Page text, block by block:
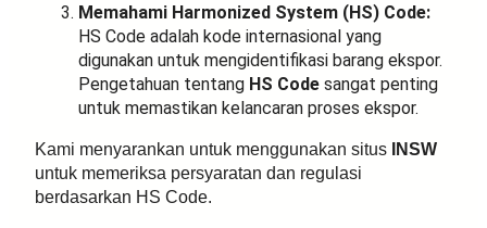
Memahami Harmonized System (HS) Code:
HS Code adalah kode internasional yang
digunakan untuk mengidentifikasi barang ekspor.
Pengetahuan tentang HS Code sangat penting
untuk memastikan kelancaran proses ekspor.
Kami menyarankan untuk menggunakan situs
INSW
untuk memeriksa persyaratan dan regulasi
berdasarkan HS Code.